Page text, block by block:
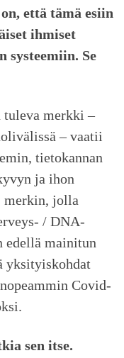
että tämä esiin
ihmiset
systeemiin. Se
tuleva merkki –
– vaatii
tietokannan
ja ihon
merkin, jolla
/ DNA-
edellä mainitun
yksityiskohdat
Covid-
sen itse.